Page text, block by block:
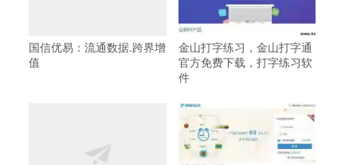
国信优易：流通数据.跨界增
值
金山打字练习，金山打字通
官方免费下载，打字练习软
件